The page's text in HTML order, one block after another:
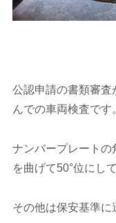
公認申請の書類審査
んでの車両検査です
ナンバープレートの
を曲げて50°位にし
その他は保安基準に